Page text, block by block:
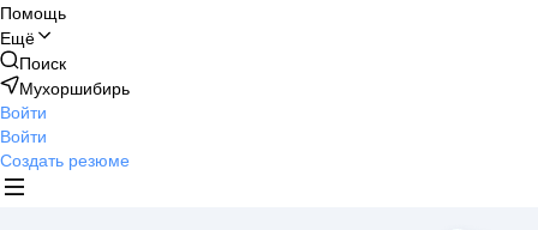
Помощь
Ещё
Поиск
Мухоршибирь
Войти
Войти
Создать резюме